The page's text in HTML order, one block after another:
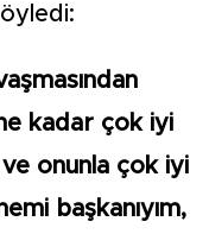
kadar çok iyi
ve onunla çok iyi
başkanıyım,